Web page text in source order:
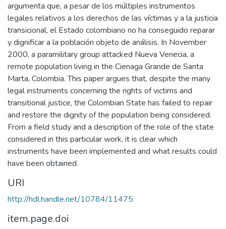
argumenta que, a pesar de los múltiples instrumentos
legales relativos a los derechos de las víctimas y a la justicia
transicional, el Estado colombiano no ha conseguido reparar
y dignificar a la población objeto de análisis. In November
2000, a paramilitary group attacked Nueva Venecia, a
remote population living in the Cienaga Grande de Santa
Marta, Colombia. This paper argues that, despite the many
legal instruments concerning the rights of victims and
transitional justice, the Colombian State has failed to repair
and restore the dignity of the population being considered.
From a field study and a description of the role of the state
considered in this particular work, it is clear which
instruments have been implemented and what results could
have been obtained.
URI
http://hdl.handle.net/10784/11475
item.page.doi